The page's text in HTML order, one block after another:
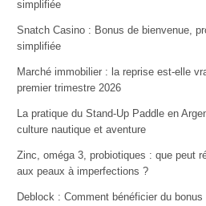
simplifiée
Snatch Casino : Bonus de bienvenue,
simplifiée
Marché immobilier : la reprise est-elle
premier trimestre 2026
La pratique du Stand-Up Paddle en
culture nautique et aventure
Zinc, oméga 3, probiotiques : que peut
aux peaux à imperfections ?
Deblock : Comment bénéficier du